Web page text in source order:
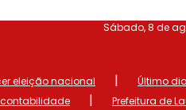
Sábado, 8 de
eleição nacional
|
Último
contabilidade |
Prefeitura de